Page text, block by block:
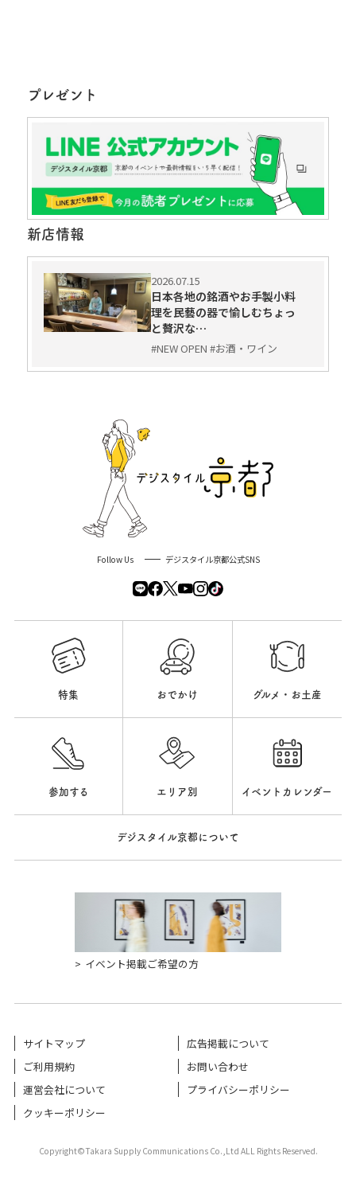
プレゼント
新店情報
2026.07.15
日本各地の銘酒やお手製小料
理を民藝の器で愉しむちょっ
と贅沢な…
#NEW OPEN #お酒・ワイン
Follow Us デジスタイル京都公式SNS
特集 おでかけ グルメ・お土産
参加する エリア別 イベントカレンダー
デジスタイル京都について
イベント掲載ご希望の方
サイトマップ
広告掲載について
ご利用規約
お問い合わせ
運営会社について
プライバシーポリシー
クッキーポリシー
Copyright©Takara Supply Communications Co.,Ltd ALL Rights Reserved.